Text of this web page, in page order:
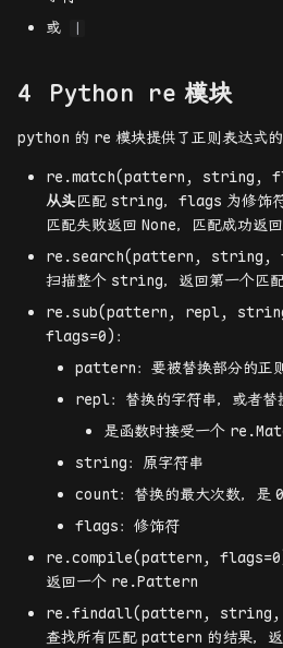
或
Python re 模块
python 的 re 模块提供了正则表达式的
re.match(pattern, string,
从头匹配 string，flags 为修饰
匹配失败返回 None，匹配成功返
re.search(pattern, string,
扫描整个 string，返回第一个匹
re.sub(pattern, repl,
flags=0)：
pattern：要被替换部分的正
repl：替换的字符串，或者替
是函数时接受一个
string：原字符串
count：替换的最大次数，是 0
flags：修饰符
re.compile(pattern, flags=0)：
返回一个 re.Pattern
re.findall(pattern, string,
查找所有匹配 pattern 的结果，